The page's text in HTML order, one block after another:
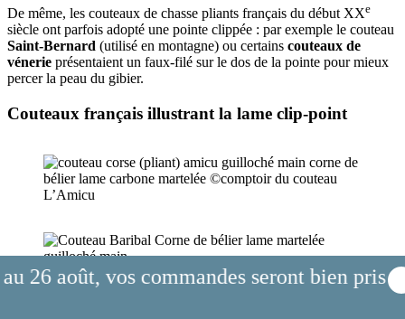
De même, les couteaux de chasse pliants français du début XXe
siècle ont parfois adopté une pointe clippée : par exemple le couteau
Saint-Bernard (utilisé en montagne) ou certains couteaux de
vénerie présentaient un faux-filé sur le dos de la pointe pour mieux
percer la peau du gibier.
Couteaux français illustrant la lame clip-point
L’Amicu
Le Baribal
vos commandes seront bien prises en